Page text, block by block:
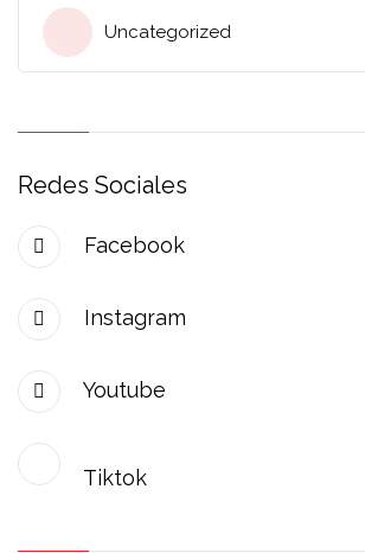
Uncategorized
Redes Sociales
Facebook
Instagram
Youtube
Tiktok